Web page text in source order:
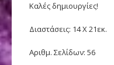
Καλές δημιουργίες!
Διαστάσεις: 14 Χ 21εκ.
Αριθμ. Σελίδων: 56